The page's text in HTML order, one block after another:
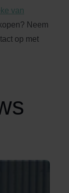
van
Neem
op met